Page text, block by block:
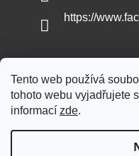
Tento web používá
tohoto webu vyjadřujete
informací zde.
https://
Copyright 2026